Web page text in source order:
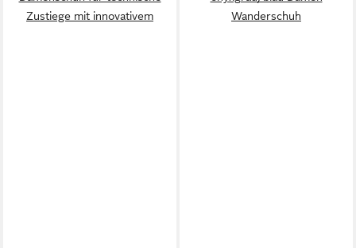
Zustiege mit innovativem
Wanderschuh